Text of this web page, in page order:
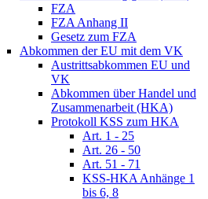
FZA
FZA Anhang II
Gesetz zum FZA
Abkommen der EU mit dem VK
Austrittsabkommen EU und
VK
Abkommen über Handel und
Zusammenarbeit (HKA)
Protokoll KSS zum HKA
Art. 1 - 25
Art. 26 - 50
Art. 51 - 71
KSS-HKA Anhänge 1
bis 6, 8